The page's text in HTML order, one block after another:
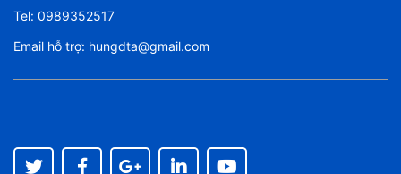
Tel: 0989352517
Email hỗ trợ: hungdta@gmail.com